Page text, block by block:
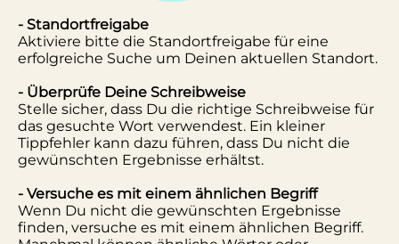
- Standortfreigabe
Aktiviere bitte die Standortfreigabe für eine
erfolgreiche Suche um Deinen aktuellen Standort.
- Überprüfe Deine Schreibweise
Stelle sicher, dass Du die richtige Schreibweise für
das gesuchte Wort verwendest. Ein kleiner
Tippfehler kann dazu führen, dass Du nicht die
gewünschten Ergebnisse erhältst.
- Versuche es mit einem ähnlichen Begriff
Wenn Du nicht die gewünschten Ergebnisse
finden, versuche es mit einem ähnlichen Begriff.